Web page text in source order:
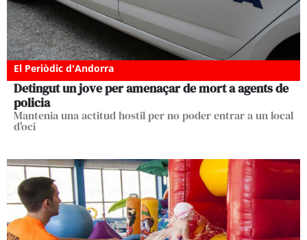
El Periòdic d'Andorra
Detingut un jove per amenaçar de mort a agents de
policia
Mantenia una actitud hostil per no poder entrar a un local
d'oci